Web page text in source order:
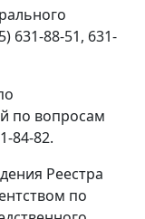
631-88-51, 631-
по вопросам
84-82.
Реестра
по